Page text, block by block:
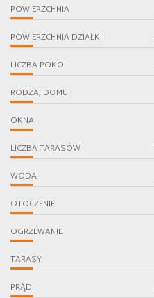
POWIERZCHNIA
POWIERZCHNIA DZIAŁKI
LICZBA POKOI
RODZAJ DOMU
OKNA
LICZBA TARASÓW
WODA
OTOCZENIE
OGRZEWANIE
TARASY
PRĄD